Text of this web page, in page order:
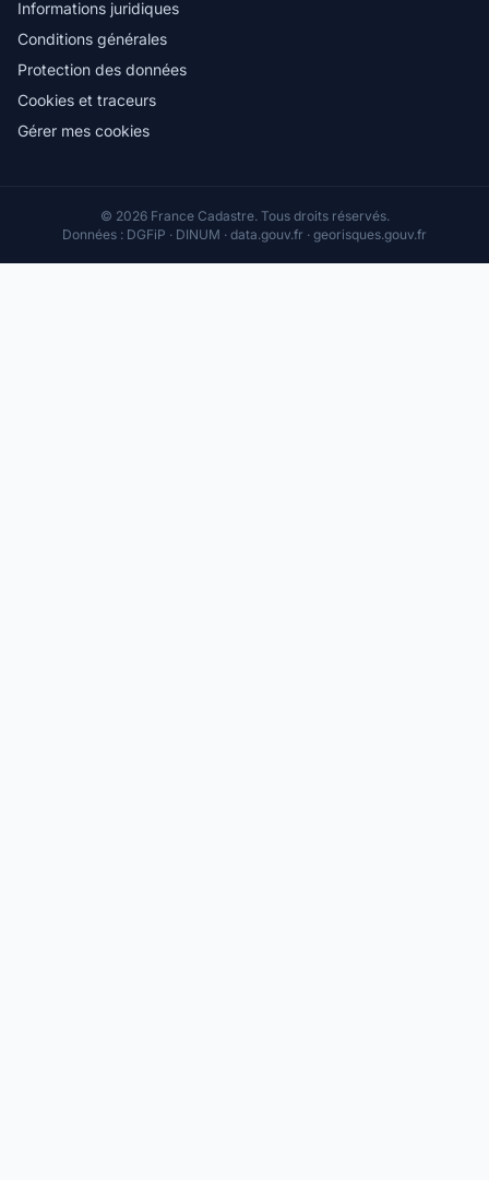
Informations juridiques
Conditions générales
Protection des données
Cookies et traceurs
Gérer mes cookies
© 2026 France Cadastre. Tous droits réservés.
Données : DGFiP · DINUM · data.gouv.fr · georisques.gouv.fr